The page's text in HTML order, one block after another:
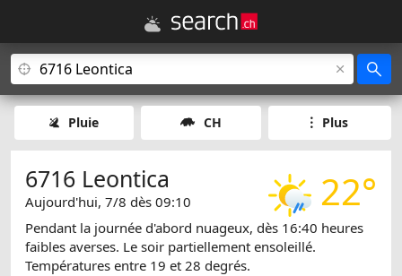
Pluie CH Plus
22°
6716 Leontica
Aujourd'hui, 7/8 dès 09:10
Pendant la journée d'abord nuageux, dès 16:40 heures
faibles averses. Le soir partiellement ensoleillé.
Températures entre 19 et 28 degrés.